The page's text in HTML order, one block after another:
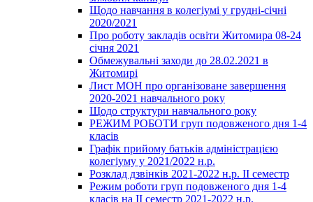
Щодо навчання в колегіумі у грудні-січні
2020/2021
Про роботу закладів освіти Житомира 08-24
січня 2021
Обмежувальні заходи до 28.02.2021 в
Житомирі
Лист МОН про організоване завершення
2020-2021 навчального року
Щодо структури навчального року
РЕЖИМ РОБОТИ груп подовженого дня 1-4
класів
Графік прийому батьків адміністрацією
колегіуму у 2021/2022 н.р.
Розклад дзвінків 2021-2022 н.р. ІІ семестр
Режим роботи груп подовженого дня 1-4
класів на ІІ семестр 2021-2022 н.р.